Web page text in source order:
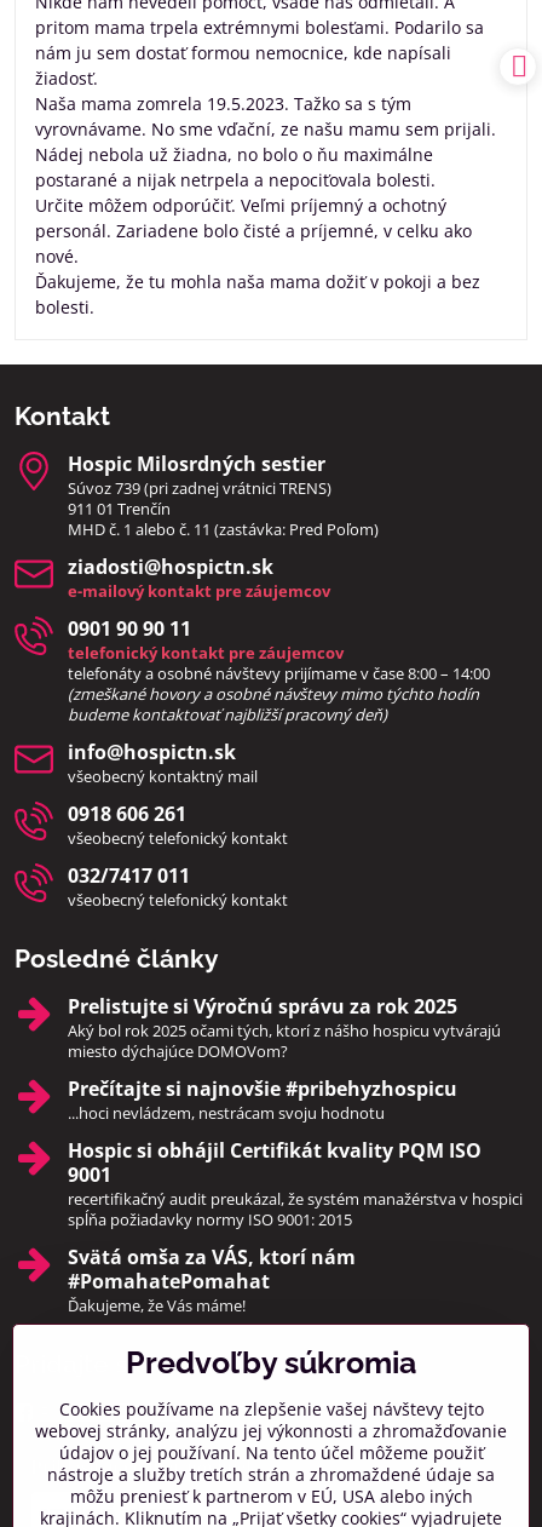
pritom mama trpela extrémnymi bolesťami. Podarilo sa
nám ju sem dostať formou nemocnice, kde napísali
žiadosť.
Naša mama zomrela 19.5.2023. Tažko sa s tým
vyrovnávame. No sme vďační, ze našu mamu sem prijali.
Nádej nebola už žiadna, no bolo o ňu maximálne
postarané a nijak netrpela a nepociťovala bolesti.
Určite môžem odporúčiť. Veľmi príjemný a ochotný
personál. Zariadene bolo čisté a príjemné, v celku ako
nové.
Ďakujeme, že tu mohla naša mama dožiť v pokoji a bez
bolesti.
Kontakt
Hospic Milosrdných sestier
Súvoz 739 (pri zadnej vrátnici TRENS)
911 01 Trenčín
MHD č. 1 alebo č. 11 (zastávka: Pred Poľom)
ziadosti​@hospictn​.sk
e-mailový kontakt pre záujemcov
0901 90 90 11
telefonický kontakt pre záujemcov
telefonáty a osobné návštevy prijímame v čase 8:00 – 14:00
(zmeškané hovory a osobné návštevy mimo týchto hodín
budeme kontaktovať najbližší pracovný deň)
info​@hospictn​.sk
všeobecný kontaktný mail
0918 606 261
všeobecný telefonický kontakt
032/7417 011
všeobecný telefonický kontakt
Posledné články
Prelistujte si Výročnú správu za rok 2025
Aký bol rok 2025 očami tých, ktorí z nášho hospicu vytvárajú
miesto dýchajúce DOMOVom?
Prečítajte si najnovšie #pribehyzhospicu
...hoci nevládzem, nestrácam svoju hodnotu
Hospic si obhájil Certifikát kvality PQM ISO
9001
recertifikačný audit preukázal, že systém manažérstva v hospici
spĺňa požiadavky normy ISO 9001: 2015
Svätá omša za VÁS, ktorí nám
#PomahatePomahat
Ďakujeme, že Vás máme!
Pridajte sa k nám
Facebook Instagram
Prihlásiť na odber noviniek
Predvoľby súkromia
Cookies používame na zlepšenie vašej návštevy tejto
webovej stránky, analýzu jej výkonnosti a zhromažďovanie
údajov o jej používaní. Na tento účel môžeme použiť
nástroje a služby tretích strán a zhromaždené údaje sa
môžu preniesť k partnerom v EÚ, USA alebo iných
krajinách. Kliknutím na „Prijať všetky cookies“ vyjadrujete